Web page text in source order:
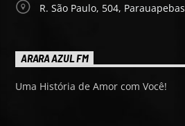
R. São Paulo, 504, Parauapebas
ARARA AZUL FM
Uma História de Amor com Você!